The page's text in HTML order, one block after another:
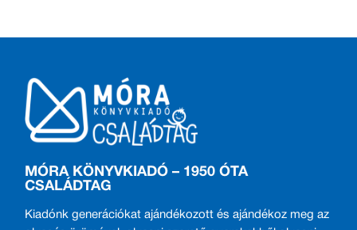
MÓRA KÖNYVKIADÓ – 1950 ÓTA
CSALÁDTAG
Kiadónk generációkat ajándékozott és ajándékoz meg az